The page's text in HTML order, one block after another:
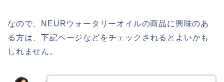
なので、NEURウォータリーオイルの商品に興味のあ
る方は、下記ページなどをチェックされるとよいかも
しれません。